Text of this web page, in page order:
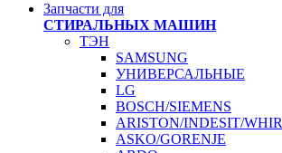
Запчасти для
СТИРАЛЬНЫХ МАШИН
ТЭН
SAMSUNG
УНИВЕРСАЛЬНЫЕ
LG
BOSCH/SIEMENS
ARISTON/INDESIT/
ASKO/GORENJE